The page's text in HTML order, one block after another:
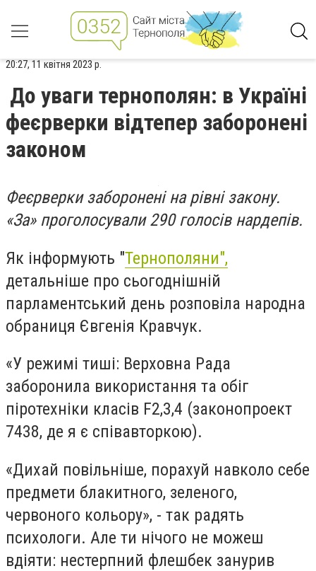
20:27, 11 квітня 2023 р.
До уваги тернополян: в Україні
феєрверки відтепер заборонені
законом
Феєрверки заборонені на рівні закону.
«За» проголосували 290 голосів нардепів.
Як інформують "Тернополяни",
детальніше про сьогоднішній
парламентський день розповіла народна
обраниця Євгенія Кравчук.
«У режимі тиші: Верховна Рада
заборонила використання та обіг
піротехніки класів F2,3,4 (законопроект
7438, де я є співавторкою).
«Дихай повільніше, порахуй навколо себе
предмети блакитного, зеленого,
червоного кольору», - так радять
психологи. Але ти нічого не можеш
вдіяти: нестерпний флешбек занурив